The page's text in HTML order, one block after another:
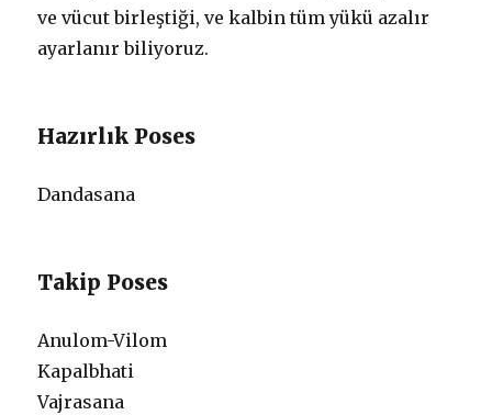
ve vücut birleştiği, ve kalbin tüm yükü azalır
ayarlanır biliyoruz.
Hazırlık Poses
Dandasana
Takip Poses
Anulom-Vilom
Kapalbhati
Vajrasana